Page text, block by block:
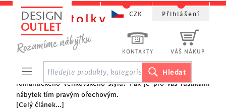
Noční stolky
Máte rádi staré věci? Objevte kouzlo rustikálního nábytku
Prohlížíte si nabídky nábytku a nemůžete si vybrat? Nesedí
vám všechny ty jednoduché linie, vysoké lesky a absence
výraznějších prvků? Chcete ladit interiér spíše do
romantického venkovského stylu? Pak je pro vás rustikální
nábytek tím pravým ořechovým.
[Celý článek...]
KONTAKTY VÁŠ NÁKUP
CZK Přihlášení